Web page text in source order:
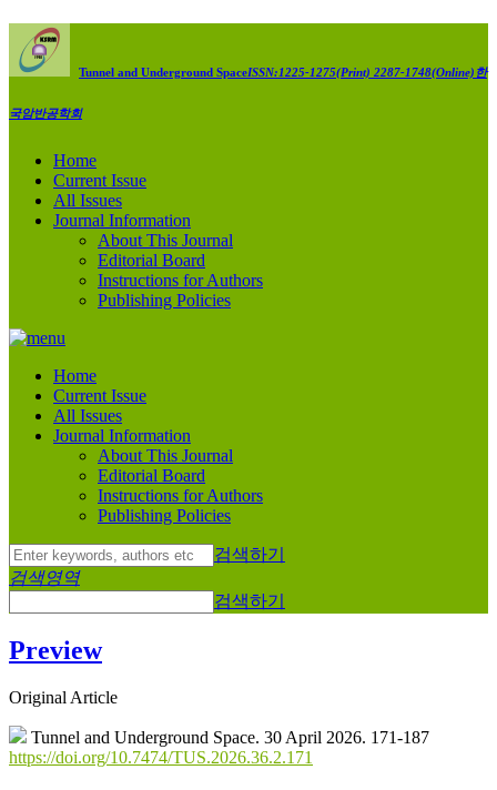
Tunnel and Underground SpaceISSN:1225-1275(Print) 2287-1748(Online) 한
국암반공학회
Home
Current Issue
All Issues
Journal Information
About This Journal
Editorial Board
Instructions for Authors
Publishing Policies
Home
Current Issue
All Issues
Journal Information
About This Journal
Editorial Board
Instructions for Authors
Publishing Policies
검색하기
검색영역
검색하기
Preview
Original Article
Tunnel and Underground Space. 30 April 2026. 171-187
https://doi.org/10.7474/TUS.2026.36.2.171